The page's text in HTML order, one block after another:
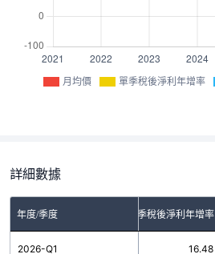
月均價 單季稅後淨利年增率
詳細數據
年度/季度 單季稅後淨利年增率
2026-Q1 16.48